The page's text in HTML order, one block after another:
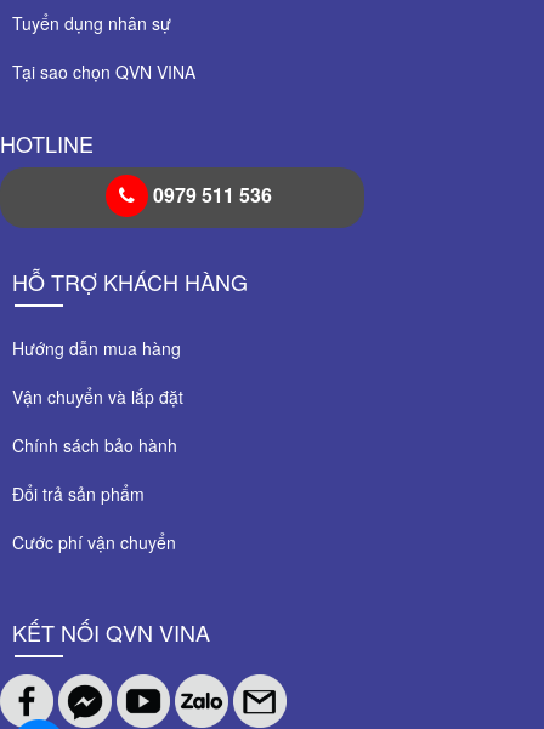
Tuyển dụng nhân sự
Tại sao chọn QVN VINA
HOTLINE
0979 511 536
HỖ TRỢ KHÁCH HÀNG
Hướng dẫn mua hàng
Vận chuyển và lắp đặt
Chính sách bảo hành
Đổi trả sản phẩm
Cước phí vận chuyển
KẾT NỐI QVN VINA